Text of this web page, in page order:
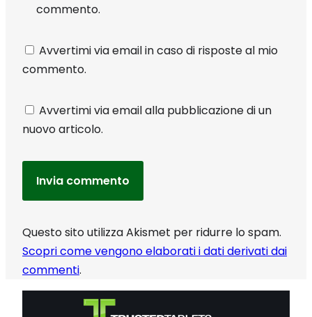
commento.
Avvertimi via email in caso di risposte al mio
commento.
Avvertimi via email alla pubblicazione di un
nuovo articolo.
Questo sito utilizza Akismet per ridurre lo spam.
Scopri come vengono elaborati i dati derivati dai
commenti.